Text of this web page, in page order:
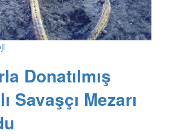
Donatılmış
Savaşçı Mezarı